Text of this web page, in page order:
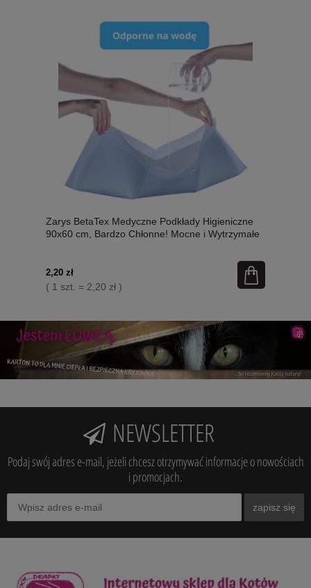
Zarys BetaTex Medyczne Podkłady Higieniczne
90x60 cm, Bardzo Chłonne! Mocne i Wytrzymałe
2,20 zł
( 1 szt. = 2,20 zł )
NEWSLETTER
Podaj swój adres e-mail, jeżeli chcesz otrzymywać informacje o nowościach
i promocjach.
zapisz się